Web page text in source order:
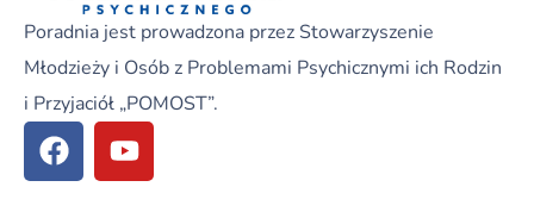
Poradnia jest prowadzona przez Stowarzyszenie
Młodzieży i Osób z Problemami Psychicznymi ich Rodzin
i Przyjaciół „POMOST”.